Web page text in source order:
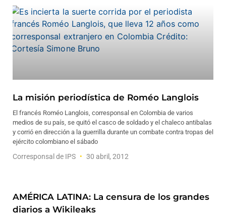
La misión periodística de Roméo Langlois
El francés Roméo Langlois, corresponsal en Colombia de varios
medios de su país, se quitó el casco de soldado y el chaleco antibalas
y corrió en dirección a la guerrilla durante un combate contra tropas del
ejército colombiano el sábado
Corresponsal de IPS 30 abril, 2012
AMÉRICA LATINA: La censura de los grandes
diarios a Wikileaks